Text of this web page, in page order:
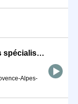
Chef de projet en bureau d'études spécialisé en machines spéciales (H/F)
Alpes-